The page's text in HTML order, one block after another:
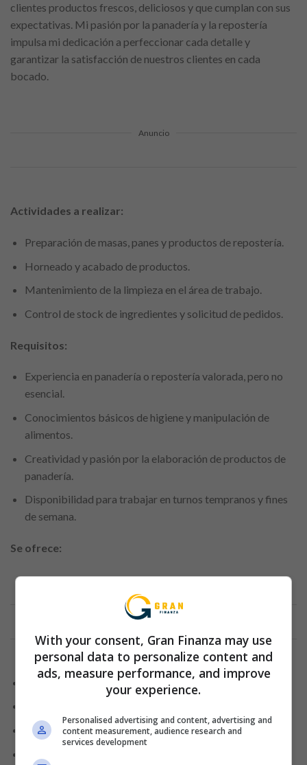
clientes productos frescos, deliciosos y que cumplan con sus
expectativas. Mi pasión por la panadería y la repostería
impulsa mi dedicación a perfeccionar cada detalle y
garantizar la satisfacción de nuestros clientes en cada
bocado.
Anuncio
Actividades a realizar:
Preparación de masas, panes y productos de repostería.
Horneado y acabado de productos.
Mantenimiento de la limpieza en el área de trabajo.
Control de stock de ingredientes y solicitud de pedidos.
Requisitos:
Experiencia en panadería o repostería valorada, pero no
esencial.
Conocimientos básicos de higiene y manipulación de
alimentos.
Creatividad y pasión por la elaboración de productos de
panadería.
Disponibilidad para trabajar en turnos tempranos y fines
de semana.
Se ofrece:
Anuncio
Formación específica en panadería y repostería.
Ambiente de trabajo creativo y dinámico.
With your consent, Gran Finanza may use
personal data to personalize content and
ads, measure performance, and improve
your experience.
Personalised advertising and content, advertising and
content measurement, audience research and
services development